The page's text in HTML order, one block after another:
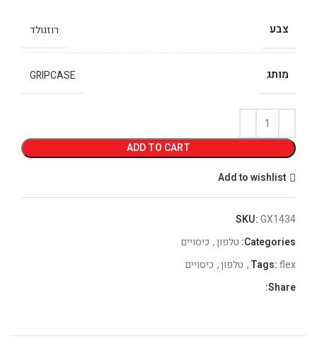
צבע רוזגולד
מותג GRIPCASE
ADD TO CART
Add to wishlist
SKU:GX1434
Categories: טלפון, כיסויים
Tags:flex
, טלפון, כיסויים
Share: